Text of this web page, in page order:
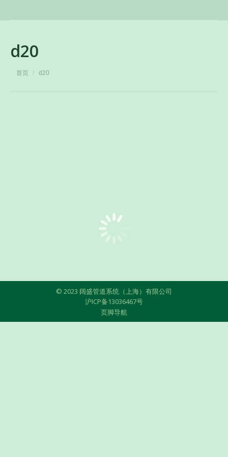
d20
您在这里：
首页 d20
© 2023 阔盛管道系统（上海）有限公司
沪ICP备13036467号
页脚导航